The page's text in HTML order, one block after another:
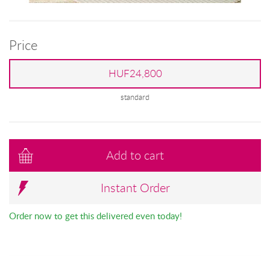
Price
HUF24,800
standard
Add to cart
Instant Order
Order now to get this delivered even today!